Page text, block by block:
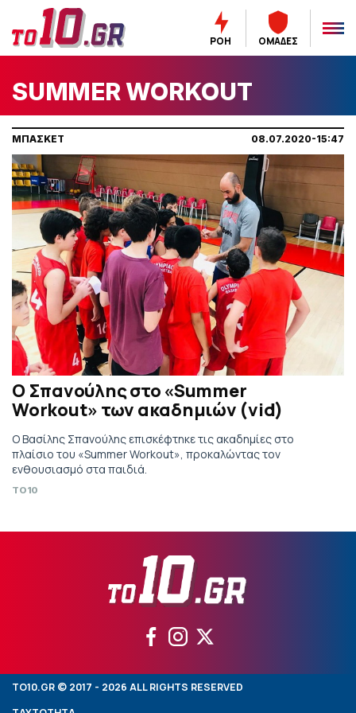
ΡΟΗ ΟΜΑΔΕΣ
SUMMER WORKOUT
ΜΠΑΣΚΕΤ 08.07.2020-15:47
Ο Σπανούλης στο «Summer
Workout» των ακαδημιών (vid)
Ο Βασίλης Σπανούλης επισκέφτηκε τις ακαδημίες στο
πλαίσιο του «Summer Workout», προκαλώντας τον
ενθουσιασμό στα παιδιά.
TO10
TO10.GR © 2017 - 2026 ALL RIGHTS RESERVED